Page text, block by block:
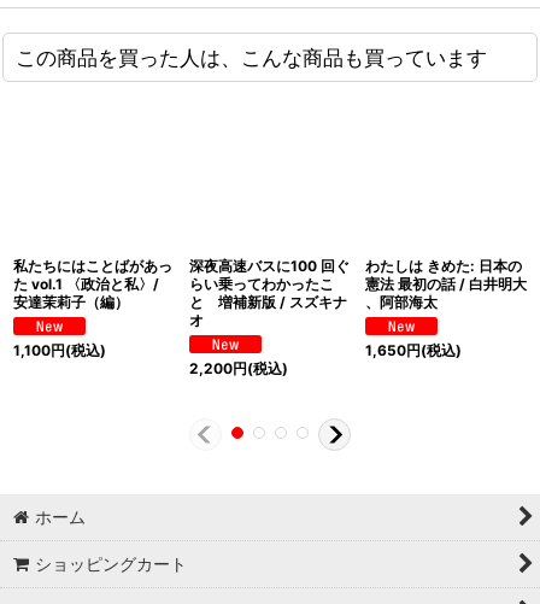
この商品を買った人は、こんな商品も買っています
私たちにはことばがあっ
た vol.1 〈政治と私〉/
安達茉莉子（編）
1,100円(税込)
深夜高速バスに100 回ぐ
らい乗ってわかったこ
と 増補新版 / スズキナ
オ
2,200円(税込)
わたしは きめた: 日本の
憲法 最初の話 / 白井明大
、阿部海太
1,650円(税込)
ホーム
ショッピングカート